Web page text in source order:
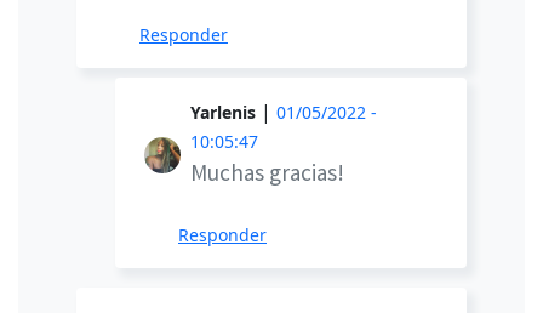
Responder
Yarlenis | 01/05/2022 -
10:05:47
Muchas gracias!
Responder